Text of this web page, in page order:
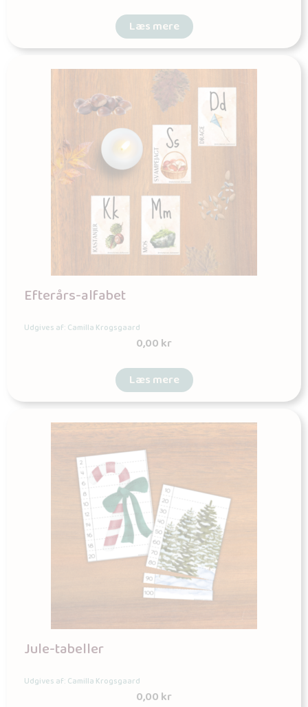
Læs mere
Efterårs-alfabet
Udgives af: Camilla Krogsgaard
0,00kr
Læs mere
Jule-tabeller
Udgives af: Camilla Krogsgaard
0,00kr